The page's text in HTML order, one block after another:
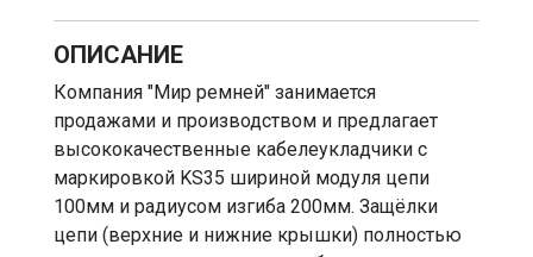
ОПИСАНИЕ
Компания "Мир ремней" занимается
продажами и производством и предлагает
высококачественные кабелеукладчики с
маркировкой KS35 шириной модуля цепи
100мм и радиусом изгиба 200мм. Защёлки
цепи (верхние и нижние крышки) полностью